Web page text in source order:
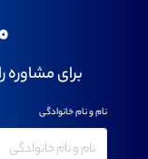
برای مشاوره
نام و نام خانوادگی